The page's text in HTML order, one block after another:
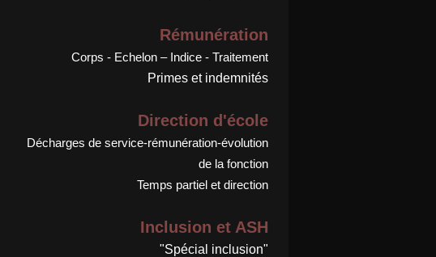
Rémunération
Corps - Echelon – Indice - Traitement
Primes et indemnités
Direction d'école
Décharges de service-rémunération-évolution
de la fonction
Temps partiel et direction
Inclusion et ASH
"Spécial inclusion"